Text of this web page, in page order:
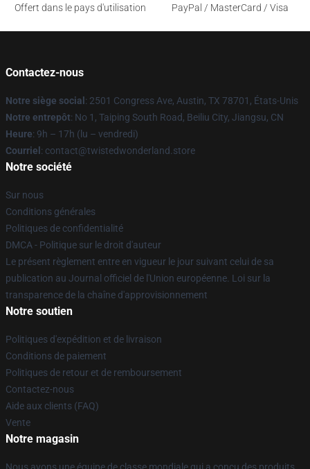
Offert dans le pays d'utilisation
PayPal / MasterCard / Visa
Contactez-nous
Notre siège social : 2501 Congress Ave, Austin, TX 78701, États-Unis
Notre entrepôt: No 1, Taiping South Road, Beiliu City, Jiangsu, CN
Heure: 9h – 17h (lu – vendredi)
Courriel : contact@twistedwonderland.store
Notre société
Sur nous
Conditions générales
Politiques de confidentialité
DMCA - Politique sur le droit d'auteur
Le présent règlement entre en vigueur le jour suivant celui de sa
publication au Journal officiel de l'Union européenne. Loi sur la
transparence de la chaîne d'approvisionnement
Notre soutien
Politiques d'expédition et de livraison
Conditions de paiement
Politiques de retour et de remboursement
Contactez-nous
Aide aux clients (FAQ)
Vente
Notre magasin